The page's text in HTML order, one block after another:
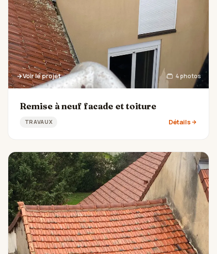
Voir le projet 4 photos
Remise à neuf facade et toiture
TRAVAUX Détails